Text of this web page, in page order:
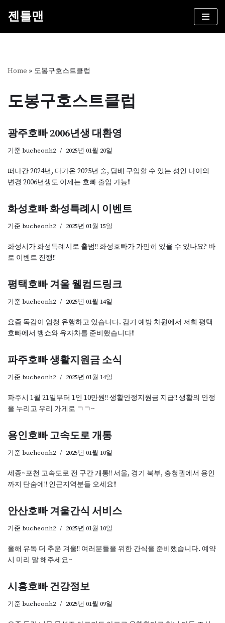
건
뛰
기
젠틀맨
Home » 도봉구호스트클럽
도봉구호스트클럽
광주호빠 2006년생 대환영
기준 bucheonh2 2025년 01월 20일
떠나간 2024년, 다가온 2025년 술, 담배 구입할 수 있는 성인 나이의
변경 2006년생도 이제는 호빠 출입 가능!!
화성호빠 화성특례시 이벤트
기준 bucheonh2 2025년 01월 15일
화성시가 화성특례시로 출범!! 화성호빠가 가만히 있을 수 있나요? 바
로 이벤트 진행!!
평택호빠 겨울 웰컴드링크
기준 bucheonh2 2025년 01월 14일
요즘 독감이 엄청 유행하고 있습니다. 감기 예방 차원에서 저희 평택
호빠에서 뱅쇼와 유자차를 준비했습니다!!
파주호빠 생활지원금 소식
기준 bucheonh2 2025년 01월 14일
파주시 1월 21일부터 1인 10만원!! 생활안정지원금 지급!! 생활의 안정
을 누리고 우리 가게로 ㄱㄱ~
용인호빠 고속도로 개통
기준 bucheonh2 2025년 01월 10일
세종~포천 고속도로 전 구간 개통!! 서울, 경기 북부, 충청권에서 용인
까지 단숨에!! 인근지역분들 오세요!!
안산호빠 겨울간식 서비스
기준 bucheonh2 2025년 01월 10일
올해 유독 더 추운 겨울!! 여러분들을 위한 간식을 준비했습니다. 예약
시 미리 말 해주세요~
시흥호빠 건강정보
기준 bucheonh2 2025년 01월 09일